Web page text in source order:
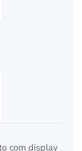
com display